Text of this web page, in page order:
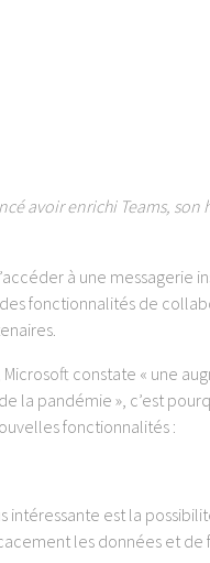
avoir enrichi Teams, son
à une messagerie
fonctionnalités de
Microsoft constate « une
la pandémie », c’est
fonctionnalités :
est la
les données et